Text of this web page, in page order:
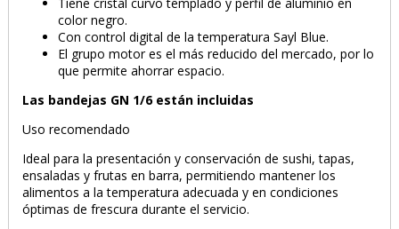
color negro.
Con control digital de la temperatura Sayl Blue.
El grupo motor es el más reducido del mercado, por lo
que permite ahorrar espacio.
Las bandejas GN 1/6 están incluidas
Uso recomendado
Ideal para la presentación y conservación de sushi, tapas,
ensaladas y frutas en barra, permitiendo mantener los
alimentos a la temperatura adecuada y en condiciones
óptimas de frescura durante el servicio.